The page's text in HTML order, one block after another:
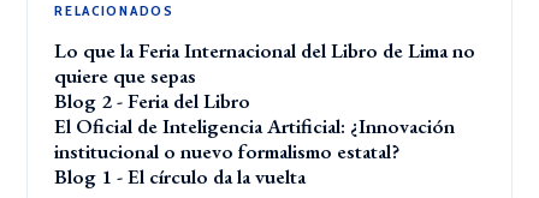
RELACIONADOS
Lo que la Feria Internacional del Libro de Lima no
quiere que sepas
Blog 2 - Feria del Libro
El Oficial de Inteligencia Artificial: ¿Innovación
institucional o nuevo formalismo estatal?
Blog 1 - El círculo da la vuelta